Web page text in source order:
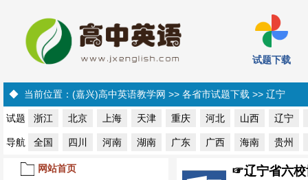
试题下载
◆ 当前位置： (嘉兴)高中英语教学网 >> 各省市试题下载 >> 辽宁
试题 浙江 北京 上海 天津 重庆 河北 山西 辽宁
导航 全国 四川 河南 湖南 广东 广西 海南 贵州
网站首页 ☞辽宁省六